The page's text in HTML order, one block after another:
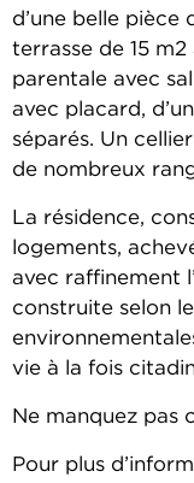
d’une belle pièce
terrasse de 15 m2
parentale avec
avec placard,
séparés. Un
de nombreux
La résidence,
logements,
avec raffinement
construite selon
vie à la fois
Ne manquez pas
Pour plus